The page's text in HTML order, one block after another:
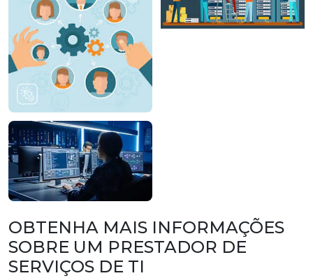
OBTENHA MAIS INFORMAÇÕES
SOBRE UM PRESTADOR DE
SERVIÇOS DE TI